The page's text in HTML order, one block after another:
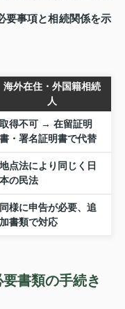
要事項と相続関係を示
海外在住・外国籍相続
人
取得不可 → 在留証明
書・署名証明書で代替
地点法により同じく日
本の民法
同様に申告が必要、追
加書類で対応
書類の手続き